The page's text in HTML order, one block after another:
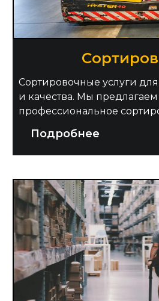
Сортировочные услуги
и качества. Мы
профессиональное
Подробнее